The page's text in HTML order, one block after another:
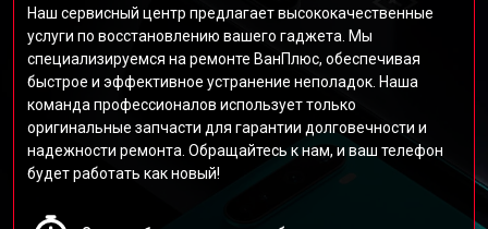
Наш сервисный центр предлагает высококачественные
услуги по восстановлению вашего гаджета. Мы
специализируемся на ремонте ВанПлюс, обеспечивая
быстрое и эффективное устранение неполадок. Наша
команда профессионалов использует только
оригинальные запчасти для гарантии долговечности и
надежности ремонта. Обращайтесь к нам, и ваш телефон
будет работать как новый!